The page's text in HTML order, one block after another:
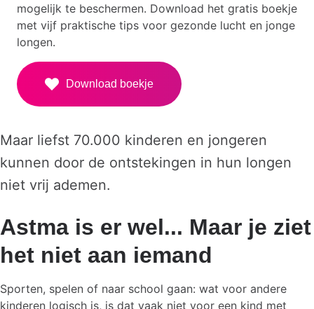
mogelijk te beschermen. Download het gratis boekje
met vijf praktische tips voor gezonde lucht en jonge
longen.
Download boekje
Maar liefst 70.000 kinderen en jongeren
kunnen door de ontstekingen in hun longen
niet vrij ademen.
Astma is er wel... Maar je ziet
het niet aan iemand
Sporten, spelen of naar school gaan: wat voor andere
kinderen logisch is, is dat vaak niet voor een kind met